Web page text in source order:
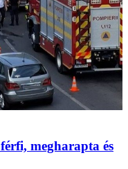
megharapta és